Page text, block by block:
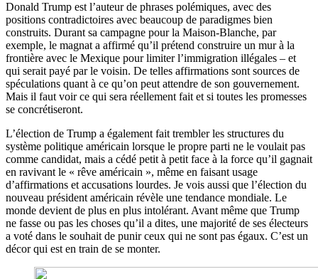
Donald Trump est l’auteur de phrases polémiques, avec des
positions contradictoires avec beaucoup de paradigmes bien
construits. Durant sa campagne pour la Maison-Blanche, par
exemple, le magnat a affirmé qu’il prétend construire un mur à la
frontière avec le Mexique pour limiter l’immigration illégales – et
qui serait payé par le voisin. De telles affirmations sont sources de
spéculations quant à ce qu’on peut attendre de son gouvernement.
Mais il faut voir ce qui sera réellement fait et si toutes les promesses
se concrétiseront.
L’élection de Trump a également fait trembler les structures du
système politique américain lorsque le propre parti ne le voulait pas
comme candidat, mais a cédé petit à petit face à la force qu’il gagnait
en ravivant le « rêve américain », même en faisant usage
d’affirmations et accusations lourdes. Je vois aussi que l’élection du
nouveau président américain révèle une tendance mondiale. Le
monde devient de plus en plus intolérant. Avant même que Trump
ne fasse ou pas les choses qu’il a dites, une majorité de ses électeurs
a voté dans le souhait de punir ceux qui ne sont pas égaux. C’est un
décor qui est en train de se monter.